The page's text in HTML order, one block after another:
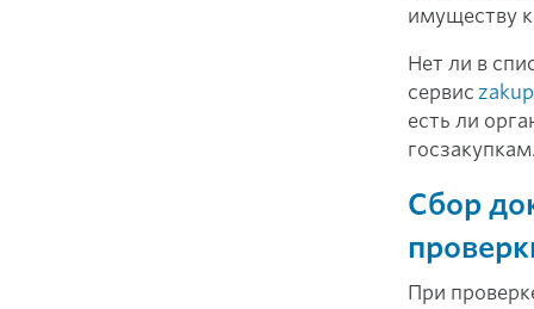
имуществу
Нет ли в
сервис
есть ли
Сбор
При